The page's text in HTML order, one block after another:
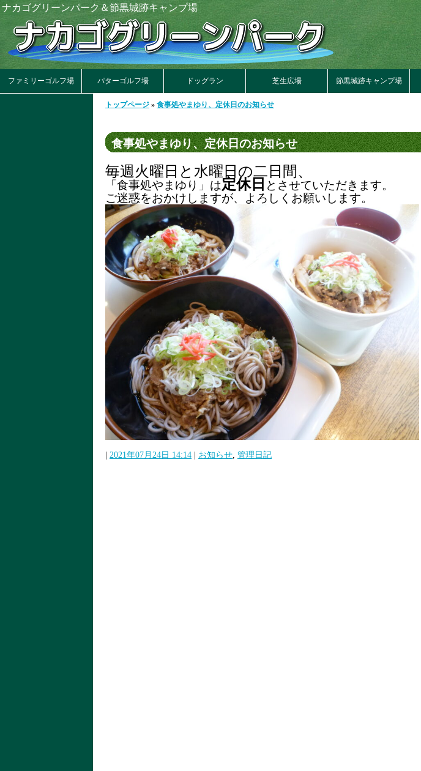
ナカゴグリーンパーク＆節黒城跡キャンプ場
ファミリーゴルフ場 パターゴルフ場 ドッグラン 芝生広場 節黒城跡キャンプ場
トップページ » 食事処やまゆり、定休日のお知らせ
食事処やまゆり、定休日のお知らせ
毎週火曜日と水曜日の二日間、
「食事処やまゆり」は定休日 とさせていただきます。
ご迷惑をおかけしますが、よろしくお願いします。
2021年07月24日 14:14 お知らせ 管理日記